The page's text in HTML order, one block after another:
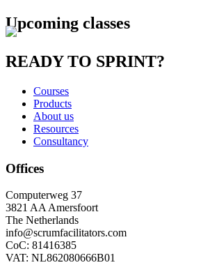
Upcoming classes
READY TO SPRINT?
Courses
Products
About us
Resources
Consultancy
Offices
Computerweg 37
3821 AA Amersfoort
The Netherlands
info@scrumfacilitators.com
CoC: 81416385
VAT: NL862080666B01